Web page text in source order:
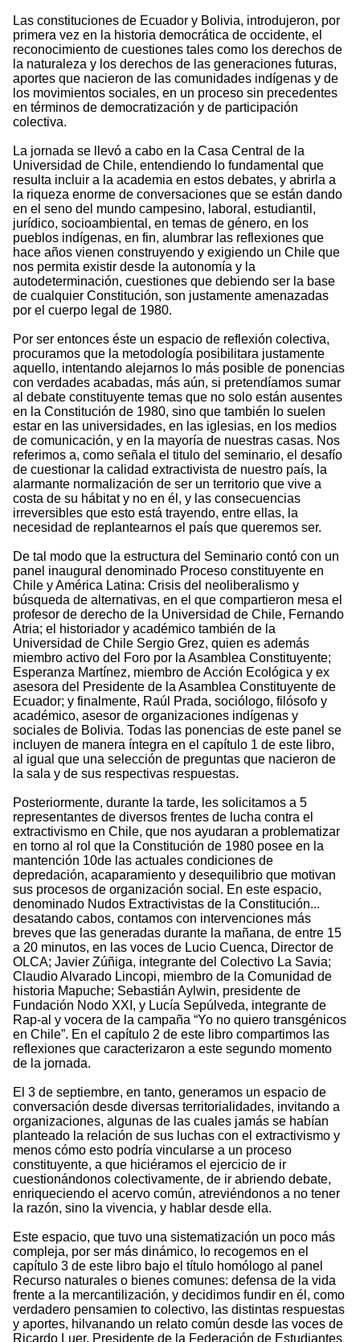
Las constituciones de Ecuador y Bolivia, introdujeron, por
primera vez en la historia democrática de occidente, el
reconocimiento de cuestiones tales como los derechos de
la naturaleza y los derechos de las generaciones futuras,
aportes que nacieron de las comunidades indígenas y de
los movimientos sociales, en un proceso sin precedentes
en términos de democratización y de participación
colectiva.
La jornada se llevó a cabo en la Casa Central de la
Universidad de Chile, entendiendo lo fundamental que
resulta incluir a la academia en estos debates, y abrirla a
la riqueza enorme de conversaciones que se están dando
en el seno del mundo campesino, laboral, estudiantil,
jurídico, socioambiental, en temas de género, en los
pueblos indígenas, en fin, alumbrar las reflexiones que
hace años vienen construyendo y exigiendo un Chile que
nos permita existir desde la autonomía y la
autodeterminación, cuestiones que debiendo ser la base
de cualquier Constitución, son justamente amenazadas
por el cuerpo legal de 1980.
Por ser entonces éste un espacio de reflexión colectiva,
procuramos que la metodología posibilitara justamente
aquello, intentando alejarnos lo más posible de ponencias
con verdades acabadas, más aún, si pretendíamos sumar
al debate constituyente temas que no solo están ausentes
en la Constitución de 1980, sino que también lo suelen
estar en las universidades, en las iglesias, en los medios
de comunicación, y en la mayoría de nuestras casas. Nos
referimos a, como señala el titulo del seminario, el desafío
de cuestionar la calidad extractivista de nuestro país, la
alarmante normalización de ser un territorio que vive a
costa de su hábitat y no en él, y las consecuencias
irreversibles que esto está trayendo, entre ellas, la
necesidad de replantearnos el país que queremos ser.
De tal modo que la estructura del Seminario contó con un
panel inaugural denominado Proceso constituyente en
Chile y América Latina: Crisis del neoliberalismo y
búsqueda de alternativas, en el que compartieron mesa el
profesor de derecho de la Universidad de Chile, Fernando
Atria; el historiador y académico también de la
Universidad de Chile Sergio Grez, quien es además
miembro activo del Foro por la Asamblea Constituyente;
Esperanza Martínez, miembro de Acción Ecológica y ex
asesora del Presidente de la Asamblea Constituyente de
Ecuador; y finalmente, Raúl Prada, sociólogo, filósofo y
académico, asesor de organizaciones indígenas y
sociales de Bolivia. Todas las ponencias de este panel se
incluyen de manera íntegra en el capítulo 1 de este libro,
al igual que una selección de preguntas que nacieron de
la sala y de sus respectivas respuestas.
Posteriormente, durante la tarde, les solicitamos a 5
representantes de diversos frentes de lucha contra el
extractivismo en Chile, que nos ayudaran a problematizar
en torno al rol que la Constitución de 1980 posee en la
mantención 10de las actuales condiciones de
depredación, acaparamiento y desequilibrio que motivan
sus procesos de organización social. En este espacio,
denominado Nudos Extractivistas de la Constitución...
desatando cabos, contamos con intervenciones más
breves que las generadas durante la mañana, de entre 15
a 20 minutos, en las voces de Lucio Cuenca, Director de
OLCA; Javier Zúñiga, integrante del Colectivo La Savia;
Claudio Alvarado Lincopi, miembro de la Comunidad de
historia Mapuche; Sebastián Aylwin, presidente de
Fundación Nodo XXI, y Lucía Sepúlveda, integrante de
Rap-al y vocera de la campaña “Yo no quiero transgénicos
en Chile”. En el capítulo 2 de este libro compartimos las
reflexiones que caracterizaron a este segundo momento
de la jornada.
El 3 de septiembre, en tanto, generamos un espacio de
conversación desde diversas territorialidades, invitando a
organizaciones, algunas de las cuales jamás se habían
planteado la relación de sus luchas con el extractivismo y
menos cómo esto podría vincularse a un proceso
constituyente, a que hiciéramos el ejercicio de ir
cuestionándonos colectivamente, de ir abriendo debate,
enriqueciendo el acervo común, atreviéndonos a no tener
la razón, sino la vivencia, y hablar desde ella.
Este espacio, que tuvo una sistematización un poco más
compleja, por ser más dinámico, lo recogemos en el
capítulo 3 de este libro bajo el título homólogo al panel
Recurso naturales o bienes comunes: defensa de la vida
frente a la mercantilización, y decidimos fundir en él, como
verdadero pensamien to colectivo, las distintas respuestas
y aportes, hilvanando un relato común desde las voces de
Ricardo Luer, Presidente de la Federación de Estudiantes